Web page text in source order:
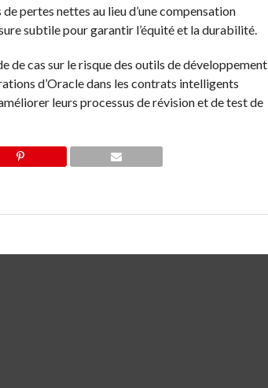
pertes nettes au lieu d’une compensation
subtile pour garantir l’équité et la durabilité.
de cas sur le risque des outils de développement
d’Oracle dans les contrats intelligents
leurs processus de révision et de test de